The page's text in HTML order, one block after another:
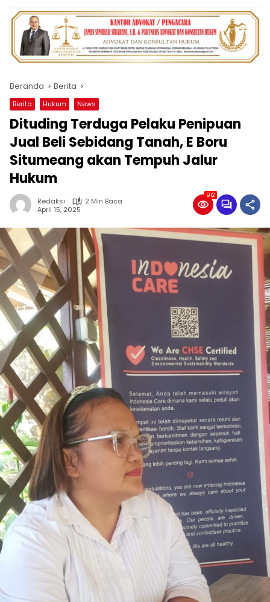
Beranda Berita
Berita Hukum News
Dituding Terduga Pelaku Penipuan
Jual Beli Sebidang Tanah, E Boru
Situmeang akan Tempuh Jalur
Hukum
Redaksi
2 Min Baca
April 15, 2025
912